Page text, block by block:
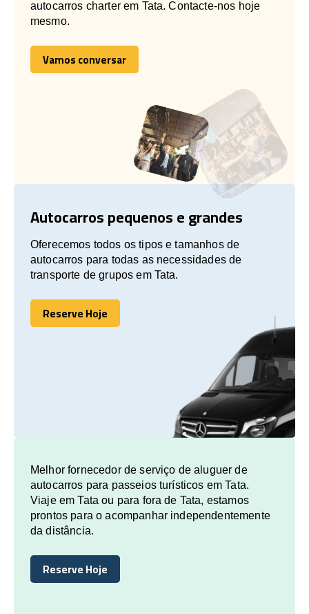
autocarros charter em Tata. Contacte-nos hoje
mesmo.
Vamos conversar
Vamos conversar
Autocarros pequenos e grandes
Oferecemos todos os tipos e tamanhos de
autocarros para todas as necessidades de
transporte de grupos em Tata.
Reserve Hoje
Reserve Hoje
Melhor fornecedor de serviço de aluguer de
autocarros para passeios turísticos em Tata.
Viaje em Tata ou para fora de Tata, estamos
prontos para o acompanhar independentemente
da distância.
Reserve Hoje
Reserve Hoje